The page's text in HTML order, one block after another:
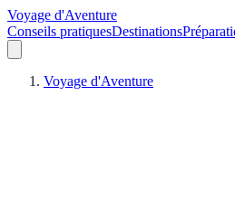
Voyage d'Aventure
Conseils pratiquesDestinations
Voyage d'Aventure